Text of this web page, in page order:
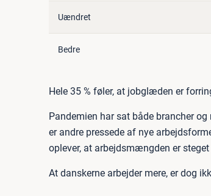
Uændret
Bedre
Hele 35 % føler, at jobglæden er
Pandemien har sat både brancher
er andre pressede af nye
oplever, at arbejdsmængden er
At danskerne arbejder mere, er dog